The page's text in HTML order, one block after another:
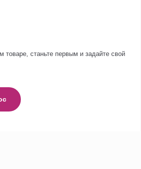
товаре, станьте первым и задайте свой